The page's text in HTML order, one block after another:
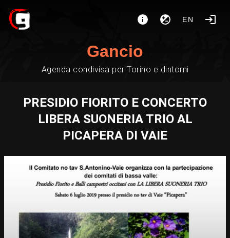
EN
Gancio
Agenda condivisa per Torino e dintorni
PRESIDIO FIORITO E CONCERTO
LIBERA SUONERIA TRIO AL
PICAPERA DI VAIE